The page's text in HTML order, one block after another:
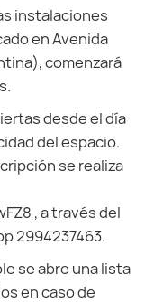
instalaciones
en Avenida
comenzará
desde el día
del espacio.
se realiza
, a través del
2994237463.
se abre una lista
en caso de